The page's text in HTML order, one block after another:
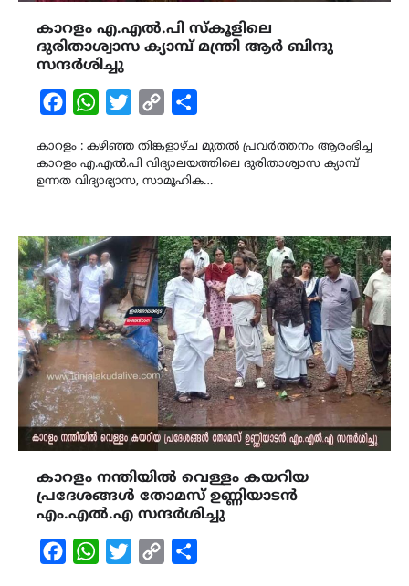
കാറളം എ.എൽ.പി സ്കൂളിലെ
ദുരിതാശ്വാസ ക്യാമ്പ് മന്ത്രി ആര്‍ ബിന്ദു
സന്ദർശിച്ചു
FacebookWhatsAppTwitterCopy
കാറളം : കഴിഞ്ഞ തിങ്കളാഴ്ച മുതൽ പ്രവർത്തനം ആരംഭിച്ച
കാറളം എ.എൽ.പി വിദ്യാലയത്തിലെ ദുരിതാശ്വാസ ക്യാമ്പ്
ഉന്നത വിദ്യാഭ്യാസ, സാമൂഹിക…
കാറളം നന്തിയിൽ വെള്ളം കയറിയ
പ്രദേശങ്ങൾ തോമസ് ഉണ്ണിയാടൻ
എം.എൽ.എ സന്ദർശിച്ചു
FacebookWhatsAppTwitterCopy